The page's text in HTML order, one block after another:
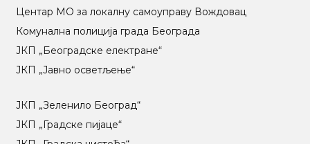
Центар МO за локалну самоуправу Вождовац
Комунална полиција града Београда
ЈКП „Београдске електране“
ЈКП „Јавно осветљење“
ЈКП „Зеленило Београд“
ЈКП „Градске пијаце“